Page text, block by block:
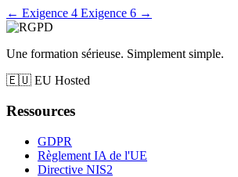
← Exigence 4 Exigence 6 →
Une formation sérieuse. Simplement simple.
🇪🇺 EU Hosted
Ressources
GDPR
Règlement IA de l'UE
Directive NIS2